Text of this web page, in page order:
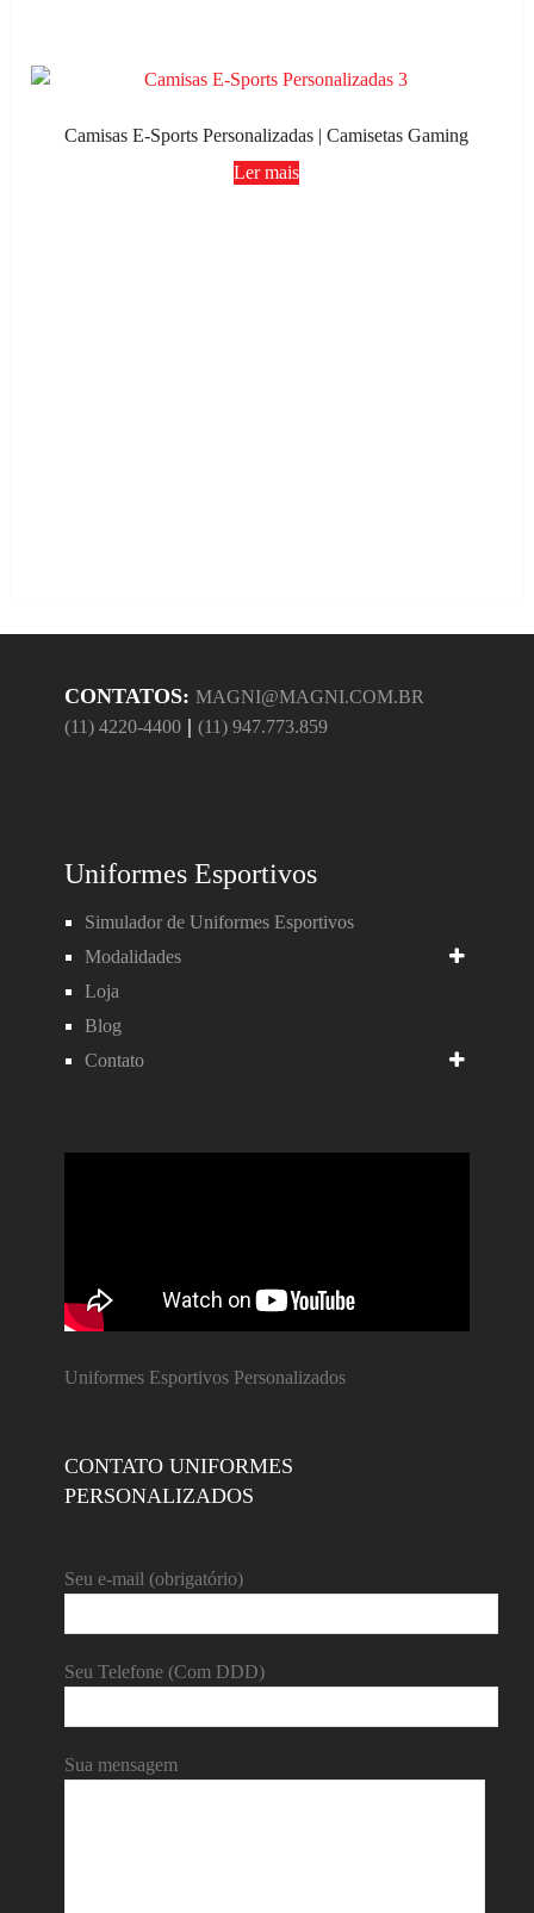
Camisas E-Sports Personalizadas | Camisetas Gaming
Ler mais
CONTATOS: MAGNI@MAGNI.COM.BR
(11) 4220-4400| (11) 947.773.859
Uniformes Esportivos
Simulador de Uniformes Esportivos
Modalidades
Loja
Blog
Contato
Uniformes Esportivos Personalizados
CONTATO UNIFORMES
PERSONALIZADOS
Seu e-mail (obrigatório)
Seu Telefone (Com DDD)
Sua mensagem